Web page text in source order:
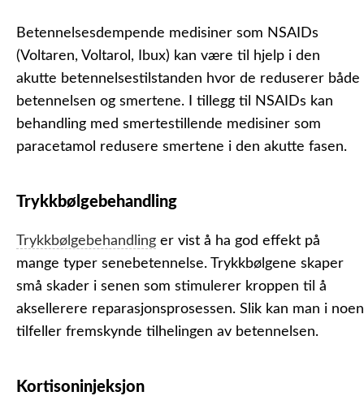
Betennelsesdempende medisiner som NSAIDs
(Voltaren, Voltarol, Ibux) kan være til hjelp i den
akutte betennelsestilstanden hvor de reduserer både
betennelsen og smertene. I tillegg til NSAIDs kan
behandling med smertestillende medisiner som
paracetamol redusere smertene i den akutte fasen.
Trykkbølgebehandling
Trykkbølgebehandling er vist å ha god effekt på
mange typer senebetennelse. Trykkbølgene skaper
små skader i senen som stimulerer kroppen til å
aksellerere reparasjonsprosessen. Slik kan man i noen
tilfeller fremskynde tilhelingen av betennelsen.
Kortisoninjeksjon